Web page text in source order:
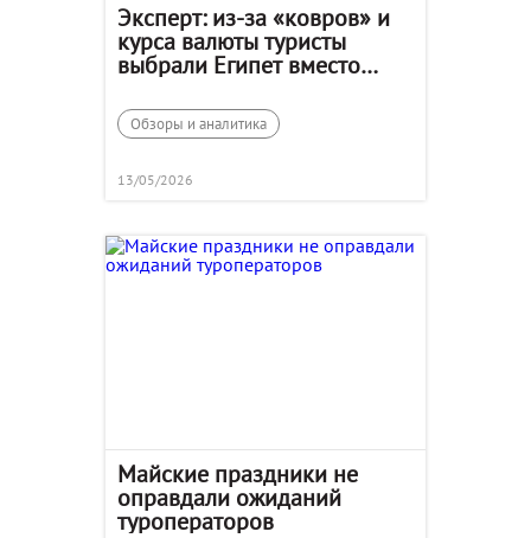
Эксперт: из-за «ковров» и
курса валюты туристы
выбрали Египет вместо
Обзоры и аналитика
13/05/2026
Майские праздники не
оправдали ожиданий
туроператоров